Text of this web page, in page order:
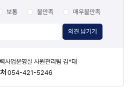
보통 불만족 매우불만족
의견 남기기
사업운영실 사원관리팀 김*태
054-421-5246